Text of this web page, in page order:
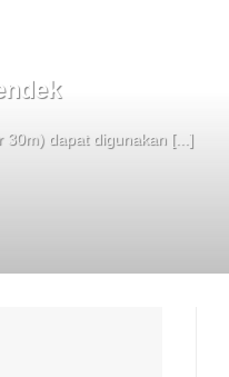
30m) dapat digunakan [...]